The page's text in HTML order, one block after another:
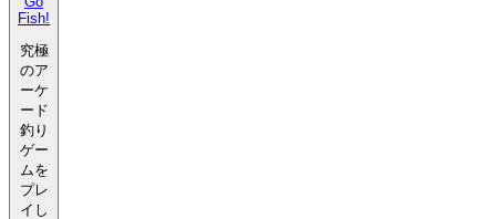
Fish!
究極
のア
ーケ
ード
釣り
ゲー
ムを
プレ
イし